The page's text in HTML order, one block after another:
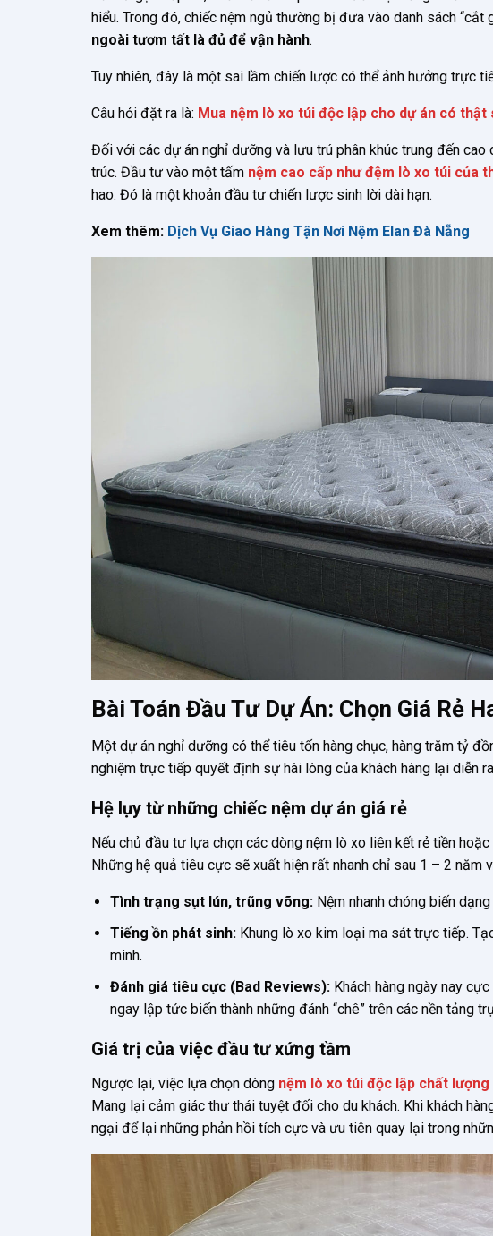
hiểu. Trong đó, chiếc nệm ngủ thường bị đưa vào danh sách “cắt
ngoài tươm tất là đủ để vận hành.
Tuy nhiên, đây là một sai lầm chiến lược có thể ảnh hưởng trực
Câu hỏi đặt ra là: Mua nệm lò xo túi độc lập cho dự án có thật
Đối với các dự án nghỉ dưỡng và lưu trú phân khúc trung đến
trúc. Đầu tư vào một tấm nệm cao cấp như đệm lò xo túi của
hao. Đó là một khoản đầu tư chiến lược sinh lời dài hạn.
Xem thêm: Dịch Vụ Giao Hàng Tận Nơi Nệm Elan Đà Nẵng
Bài Toán Đầu Tư Dự Án: Chọn Giá Rẻ
Một dự án nghỉ dưỡng có thể tiêu tốn hàng chục, hàng trăm tỷ
nghiệm trực tiếp quyết định sự hài lòng của khách hàng lại diễn
Hệ lụy từ những chiếc nệm dự án giá rẻ
Nếu chủ đầu tư lựa chọn các dòng nệm lò xo liên kết rẻ tiền
Những hệ quả tiêu cực sẽ xuất hiện rất nhanh chỉ sau 1 – 2 năm
Tình trạng sụt lún, trũng võng:Nệm nhanh chóng biến
Tiếng ồn phát sinh:Khung lò xo kim loại ma sát trực tiếp.
mình.
Đánh giá tiêu cực (Bad Reviews):Khách hàng ngày nay
ngay lập tức biến thành những đánh “chê” trên các nền tảng
Giá trị của việc đầu tư xứng tầm
Ngược lại, việc lựa chọn dòng nệm lò xo túi độc lập chất lượng
Mang lại cảm giác thư thái tuyệt đối cho du khách. Khi khách
ngại để lại những phản hồi tích cực và ưu tiên quay lại trong